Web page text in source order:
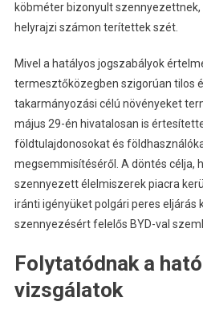
köbméter bizonyult
helyrajzi számon terítettek szét.
Mivel a hatályos jogszabályok
termesztőközegben szigorúan tilos
takarmányozási célú növényeket
május 29-én hivatalosan is
földtulajdonosokat és
megsemmisítéséről. A döntés célja,
szennyezett élelmiszerek piacra
iránti igényüket polgári peres eljárás
szennyezésért felelős BYD-val
Folytatódnak a
vizsgálatok